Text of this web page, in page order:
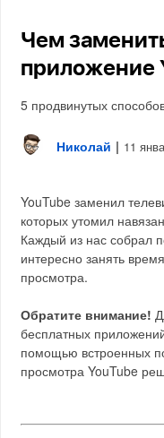
Чем
приложение
5 продвинутых
Николай | 11
YouTube заменил
которых утомил
Каждый из нас собрал
интересно занять
просмотра.
Обратите внимание!
бесплатных
помощью встроенных
просмотра YouTube